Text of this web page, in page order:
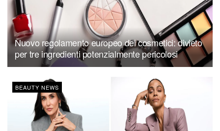
Nuovo regolamento europeo dei cosmetici: divieto
per tre ingredienti potenzialmente pericolosi
BEAUTY NEWS